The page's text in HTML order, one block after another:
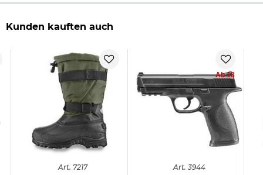
Kunden kauften auch
Art. 7217
Ab 18
Art. 3944